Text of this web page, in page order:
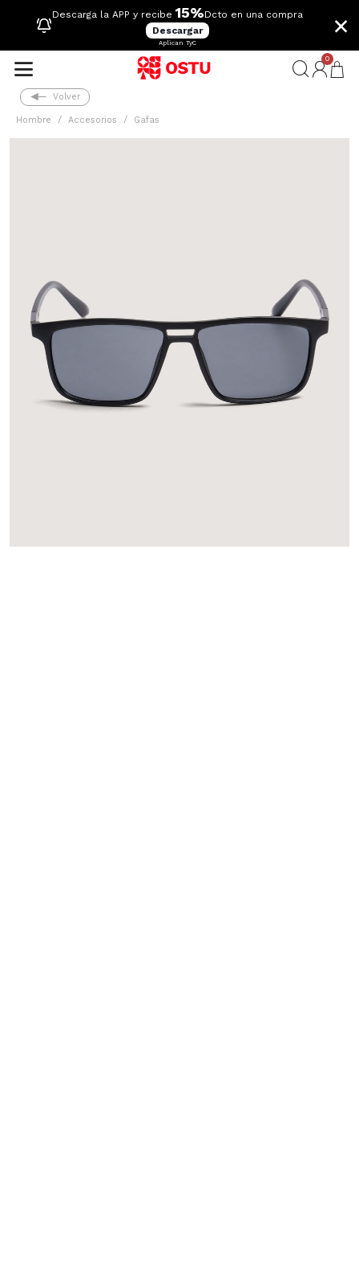
Descarga la APP y recibe 15%Dcto en una compra
Descargar
Aplican TyC
×
0
Volver
Hombre Accesorios Gafas